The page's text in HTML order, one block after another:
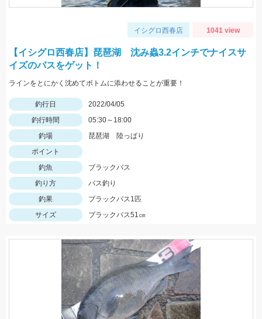
イシグロ西春店 1041 view
【イシグロ西春店】琵琶湖 沈み蟲3.2インチでナイスサ
イズのバスをゲット！
ラインをとにかく沈めてボトムに添わせることが重要！
釣行日
2022/04/05
釣行時間
05:30～18:00
釣場
琵琶湖 陸っぱり
ポイント
釣魚
ブラックバス
釣り方
バス釣り
釣果
ブラックバス1匹
サイズ
ブラックバス51㎝